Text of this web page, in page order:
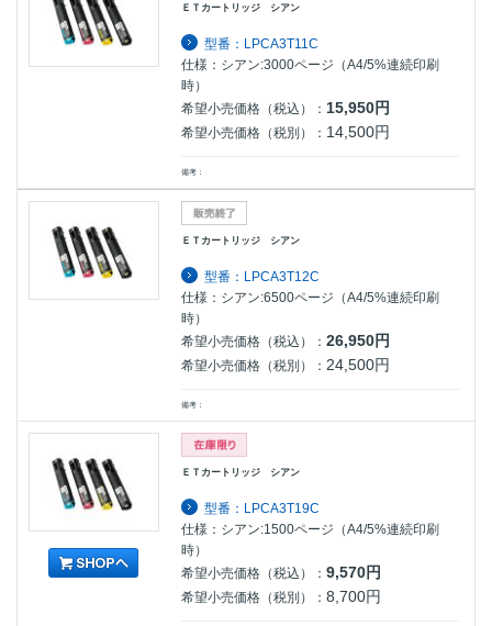
ＥＴカートリッジ シアン
型番：LPCA3T11C
仕様：シアン:3000ページ（A4/5%連続印刷
時）
希望小売価格（税込）： 15,950円
希望小売価格（税別）： 14,500円
備考：
ＥＴカートリッジ シアン
型番：LPCA3T12C
仕様：シアン:6500ページ（A4/5%連続印刷
時）
希望小売価格（税込）：26,950円
希望小売価格（税別）： 24,500円
備考：
ＥＴカートリッジ シアン
型番：LPCA3T19C
仕様：シアン:1500ページ（A4/5%連続印刷
時）
希望小売価格（税込）： 9,570円
希望小売価格（税別）： 8,700円